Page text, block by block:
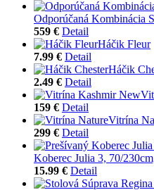
Odporúčaná Kombinácia
559 € Detail
Háčik Fleur
7.99 € Detail
Háčik
2.49 € Detail
159 € Detail
Vitrína
299 € Detail
Koberec Julia 3, 70/
15.99 € Detail